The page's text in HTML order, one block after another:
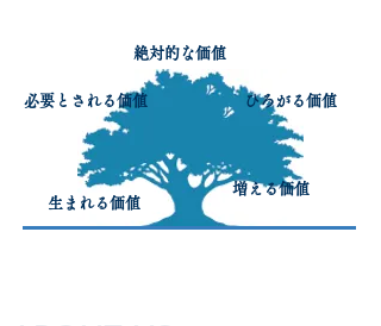
絶対的な価値
​必要とされる価値 ひろがる価値
増える価値
生まれる価値